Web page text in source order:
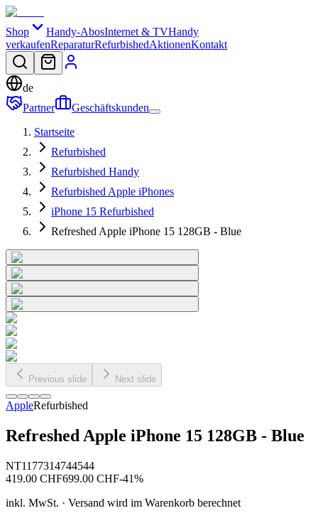
Shop Handy-AbosInternet & TVHandy
verkaufenReparaturRefurbishedAktionenKontakt
de
Partner
Geschäftskunden
Startseite
Refurbished
Refurbished Handy
Refurbished Apple iPhones
iPhone 15 Refurbished
Refreshed Apple iPhone 15 128GB - Blue
Previous slide Next slide
AppleRefurbished
Refreshed Apple iPhone 15 128GB - Blue
NT1177314744544
419.00 CHF699.00 CHF-41%
inkl. MwSt. · Versand wird im Warenkorb berechnet